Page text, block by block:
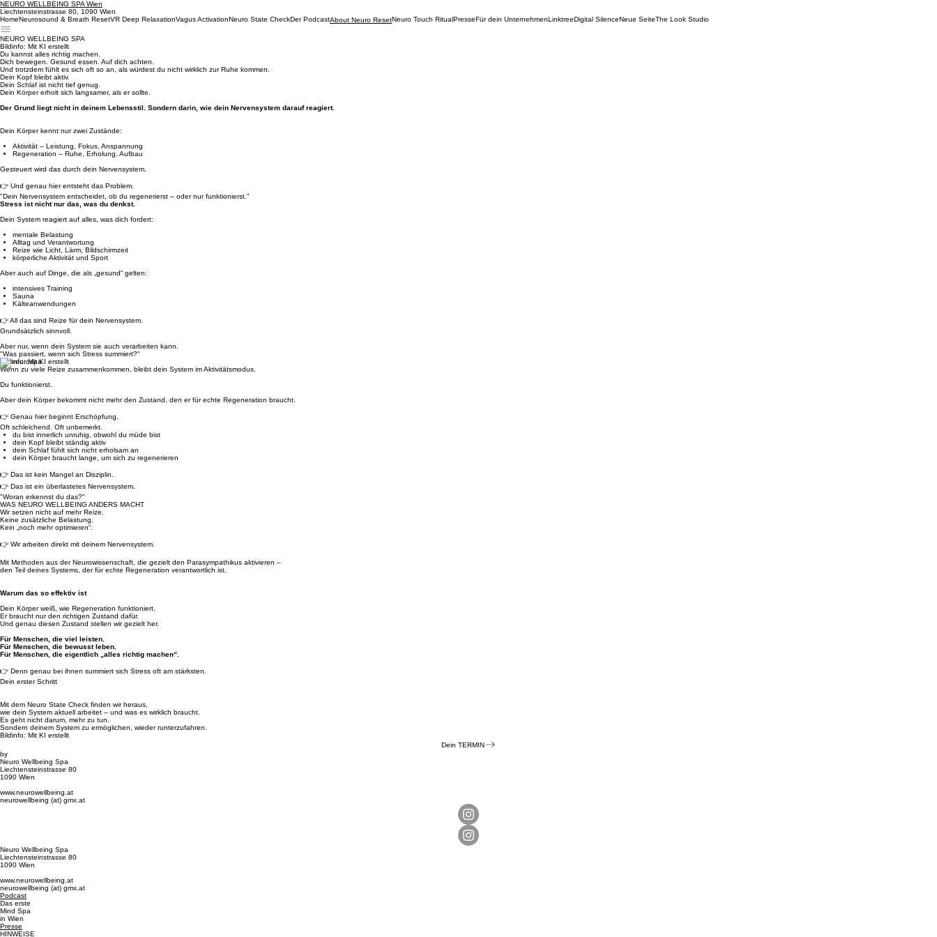
NEURO WELLBEING SPA Wien
Liechtensteinstrasse 80, 1090 Wien
HomeNeurosound & Breath ResetVR Deep RelaxationVagus ActivationNeuro State CheckDer PodcastAbout Neuro ResetNeuro Touch RitualPresseFür dein UnternehmenLinktreeDigital SilenceNeue SeiteThe Look Studio
NEURO WELLBEING SPA
Bildinfo: Mit KI erstellt
Du kannst alles richtig machen.
Dich bewegen. Gesund essen. Auf dich achten.
Und trotzdem fühlt es sich oft so an, als würdest du nicht wirklich zur Ruhe kommen.
Dein Kopf bleibt aktiv.
Dein Schlaf ist nicht tief genug.
Dein Körper erholt sich langsamer, als er sollte.
Der Grund liegt nicht in deinem Lebensstil. Sondern darin, wie dein Nervensystem darauf reagiert.
Dein Körper kennt nur zwei Zustände:
Aktivität – Leistung, Fokus, Anspannung
Regeneration – Ruhe, Erholung, Aufbau
Gesteuert wird das durch dein Nervensystem.
👉 Und genau hier entsteht das Problem.
"Dein Nervensystem entscheidet, ob du regenerierst – oder nur funktionierst."
Stress ist nicht nur das, was du denkst.
Dein System reagiert auf alles, was dich fordert:
mentale Belastung
Alltag und Verantwortung
Reize wie Licht, Lärm, Bildschirmzeit
körperliche Aktivität und Sport
Aber auch auf Dinge, die als „gesund“ gelten:
intensives Training
Sauna
Kälteanwendungen
👉 All das sind Reize für dein Nervensystem.
Grundsätzlich sinnvoll.
Aber nur, wenn dein System sie auch verarbeiten kann.
"Was passiert, wenn sich Stress summiert?"
Bildinfo: Mit KI erstellt
Wenn zu viele Reize zusammenkommen, bleibt dein System im Aktivitätsmodus.
Du funktionierst.
Aber dein Körper bekommt nicht mehr den Zustand, den er für echte Regeneration braucht.
👉 Genau hier beginnt Erschöpfung.
Oft schleichend. Oft unbemerkt.
du bist innerlich unruhig, obwohl du müde bist
dein Kopf bleibt ständig aktiv
dein Schlaf fühlt sich nicht erholsam an
dein Körper braucht lange, um sich zu regenerieren
👉 Das ist kein Mangel an Disziplin.
👉 Das ist ein überlastetes Nervensystem.
"Woran erkennst du das?"
WAS NEURO WELLBEING ANDERS MACHT
Wir setzen nicht auf mehr Reize.
Keine zusätzliche Belastung.
Kein „noch mehr optimieren“.
👉 Wir arbeiten direkt mit deinem Nervensystem.
Mit Methoden aus der Neurowissenschaft, die gezielt den Parasympathikus aktivieren –
den Teil deines Systems, der für echte Regeneration verantwortlich ist.
Warum das so effektiv ist
Dein Körper weiß, wie Regeneration funktioniert.
Er braucht nur den richtigen Zustand dafür.
Und genau diesen Zustand stellen wir gezielt her.
Für Menschen, die viel leisten.
Für Menschen, die bewusst leben.
Für Menschen, die eigentlich „alles richtig machen“.
👉 Denn genau bei ihnen summiert sich Stress oft am stärksten.
Dein erster Schritt
Mit dem Neuro State Check finden wir heraus,
wie dein System aktuell arbeitet – und was es wirklich braucht.
Es geht nicht darum, mehr zu tun.
Sondern deinem System zu ermöglichen, wieder runterzufahren.
Bildinfo: Mit KI erstellt
Dein TERMIN
by
Neuro Wellbeing Spa
Liechtensteinstrasse 80
1090 Wien
www.neurowellbeing.at
neurowellbeing (at) gmx.at
Neuro Wellbeing Spa
Liechtensteinstrasse 80
1090 Wien
www.neurowellbeing.at
neurowellbeing (at) gmx.at
Podcast
Das erste
Mind Spa
in Wien
Presse
HINWEISE